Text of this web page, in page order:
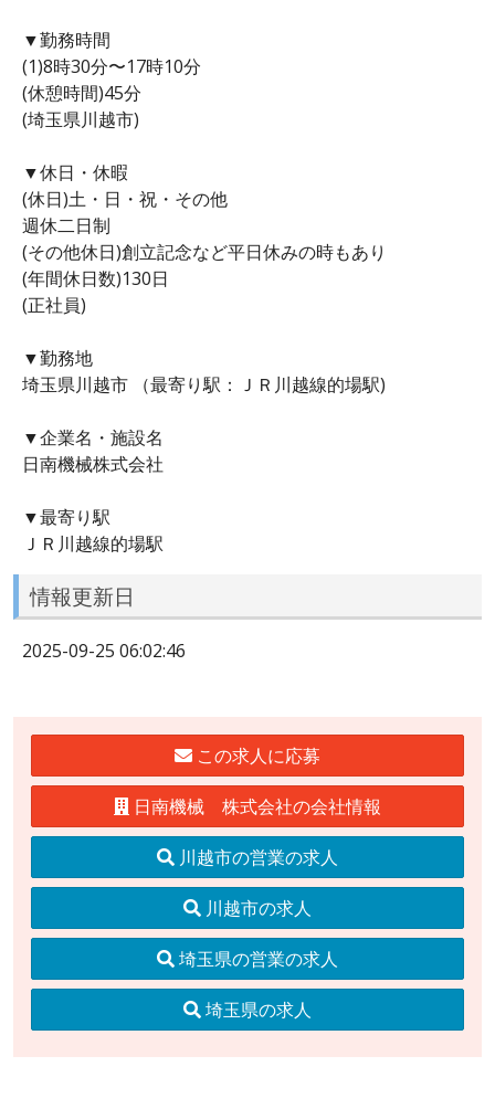
▼勤務時間
(1)8時30分〜17時10分
(休憩時間)45分
(埼玉県川越市)
▼休日・休暇
(休日)土・日・祝・その他
週休二日制
(その他休日)創立記念など平日休みの時もあり
(年間休日数)130日
(正社員)
▼勤務地
埼玉県川越市 （最寄り駅：ＪＲ川越線的場駅)
▼企業名・施設名
日南機械株式会社
▼最寄り駅
ＪＲ川越線的場駅
情報更新日
2025-09-25 06:02:46
この求人に応募
日南機械 株式会社の会社情報
川越市の営業の求人
川越市の求人
埼玉県の営業の求人
埼玉県の求人